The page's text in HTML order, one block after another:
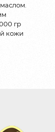
гр
кожи